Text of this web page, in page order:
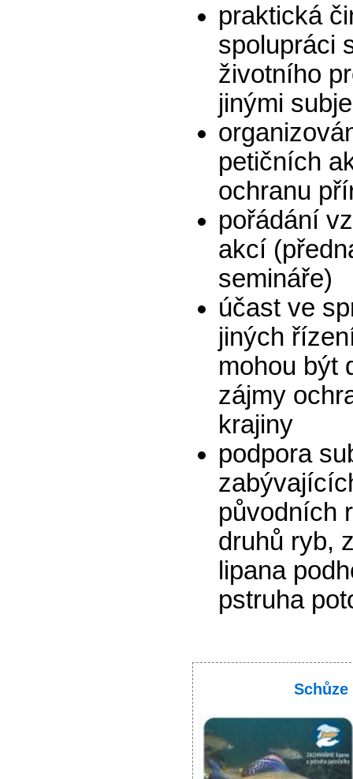
praktická
spolupráci
životního
jinými
petičních
ochranu
pořádání
akcí
semináře)
účast ve
jiných
mohou být
zájmy
krajiny
podpora
původních
druhů ryb,
lipana
pstruha